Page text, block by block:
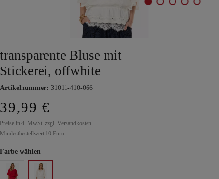
transparente Bluse mit
Stickerei, offwhite
Artikelnummer: 31011-410-066
39,99 €
Preise inkl. MwSt. zzgl. Versandkosten
Mindestbestellwert 10 Euro
Farbe wählen